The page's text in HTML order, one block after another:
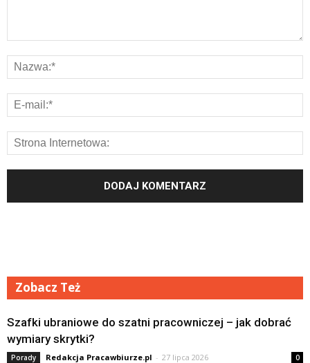
Zobacz Też
Szafki ubraniowe do szatni pracowniczej – jak dobrać
wymiary skrytki?
Porady Redakcja Pracawbiurze.pl - 27 lipca 2026 0